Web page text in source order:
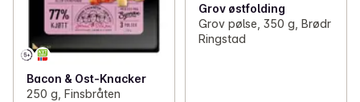
Bacon & Ost-Knacker
250 g, Finsbråten
Grov østfolding
Grov pølse, 350 g, Brødr
Ringstad